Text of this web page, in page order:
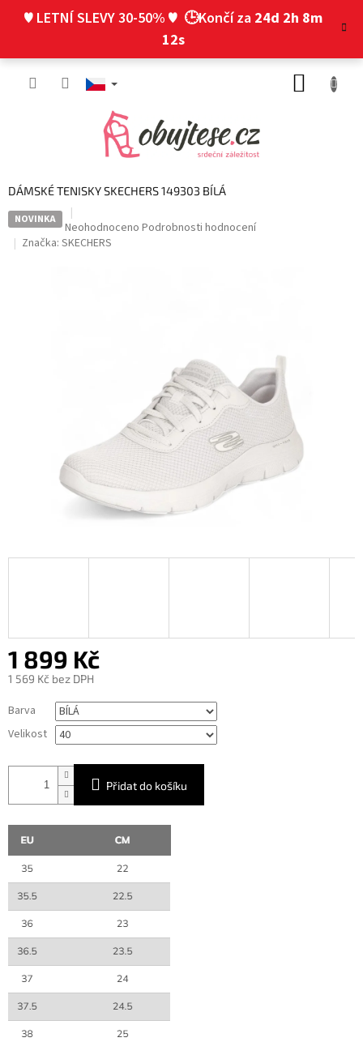
♥ LETNÍ SLEVY 30-50% ♥ 🕒Končí za 24d 2h 8m
12s
DÁMSKÉ TENISKY SKECHERS 149303 BÍLÁ
NOVINKA
Průměrné
hodnocení
Neohodnoceno Podrobnosti hodnocení
Značka: SKECHERS
1 899 Kč
1 569 Kč bez DPH
cena:
Barva
Velikost
Přidat do košíku